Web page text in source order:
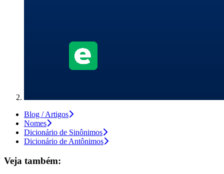
Blog / Artigos
Nomes
Dicionário de Sinônimos
Dicionário de Antônimos
Veja também: